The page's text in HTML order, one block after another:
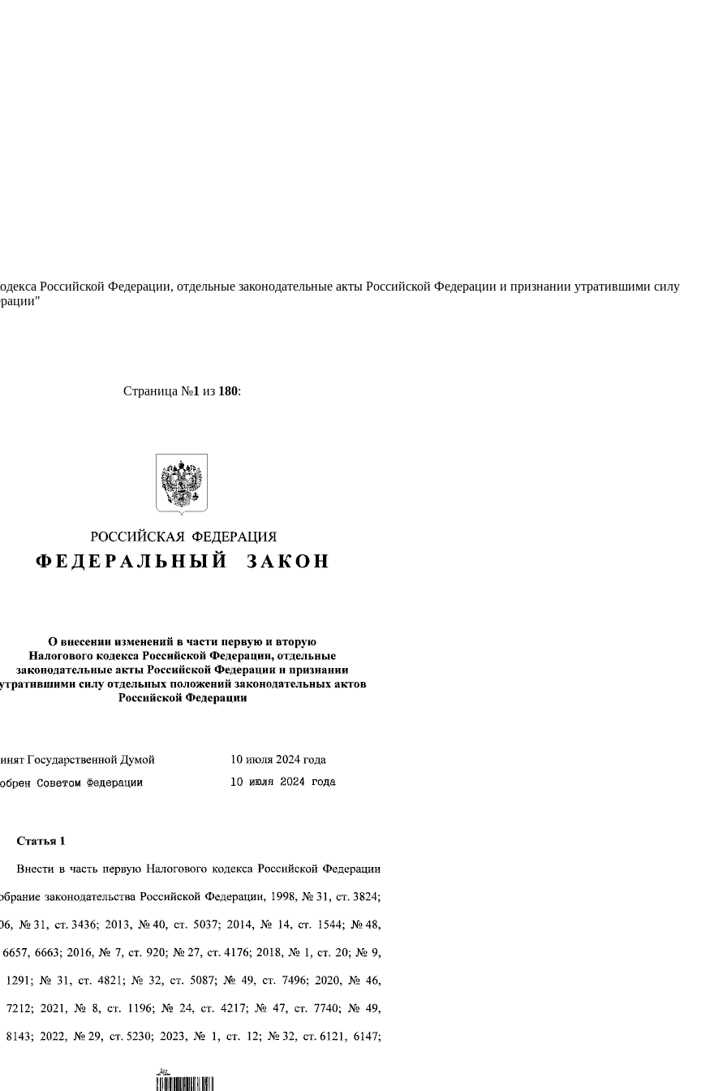
Российской Федерации, отдельные законодательные акты Российской Федерации и признании утратившими силу
Страница №1 из 180: